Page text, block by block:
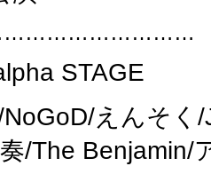
STAGE
えんそく /
/The Benjamin/